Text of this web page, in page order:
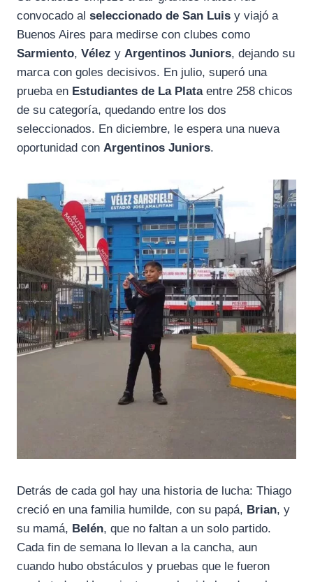
convocado al seleccionado de San Luis y viajó a
Buenos Aires para medirse con clubes como
Sarmiento, Vélez y Argentinos Juniors, dejando su
marca con goles decisivos. En julio, superó una
prueba en Estudiantes de La Plataentre 258 chicos
de su categoría, quedando entre los dos
seleccionados. En diciembre, le espera una nueva
oportunidad con Argentinos Juniors.
Detrás de cada gol hay una historia de lucha: Thiago
creció en una familia humilde, con su papá, Brian, y
su mamá, Belén, que no faltan a un solo partido.
Cada fin de semana lo llevan a la cancha, aun
cuando hubo obstáculos y pruebas que le fueron